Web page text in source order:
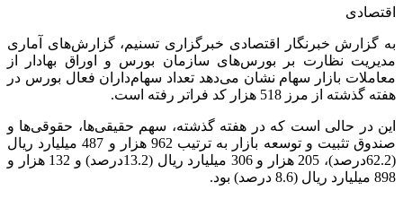
اقتصادی
به گزارش خبرنگار اقتصادی خبرگزاری تسنیم، گزارش‌های آماری
مدیریت نظارت بر بورس‌های سازمان بورس و اوراق بهادار از
معاملات بازار سهام نشان می‌دهد تعداد سهام‌داران فعال بورس در
هفته گذشته از مرز 518 هزار کد فراتر رفته است.
این در حالی است که در هفته گذشته، سهم حقیقی‌ها، حقوقی‌ها و
صندوق تثبیت و توسعه بازار به ترتیب 962 هزار و 487 میلیارد ریال
(62.2درصد)، 205 هزار و 306 میلیارد ریال (13.2درصد) و 132 هزار و
898 میلیارد ریال (8.6 درصد) بود.